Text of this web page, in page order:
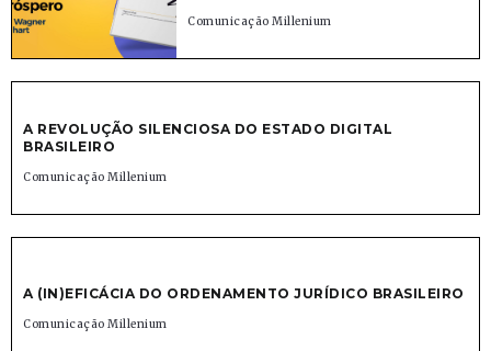
Comunicação Millenium
A REVOLUÇÃO SILENCIOSA DO ESTADO DIGITAL
BRASILEIRO
Comunicação Millenium
A (IN)EFICÁCIA DO ORDENAMENTO JURÍDICO BRASILEIRO
Comunicação Millenium